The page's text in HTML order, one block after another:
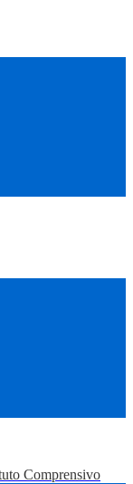
Comprensivo